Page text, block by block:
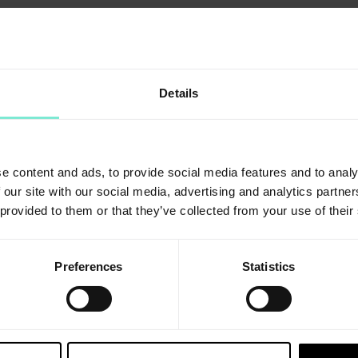
Details
content and ads, to provide social media features and to
site with our social media, advertising and analytics
to them or that they’ve collected from your use of
Preferences Statistics
60 g Dose
Einmalpinsel,
Standardpackung fixgel
3 g Spritze
Standardpackung bond
5 ml Flasche
Standardpackung coat
10 ml Flasche
Applikationasnadeln
10 St.
EB-freeform-Altmann.pdf
EB-Freeform-Olbrich.pdf